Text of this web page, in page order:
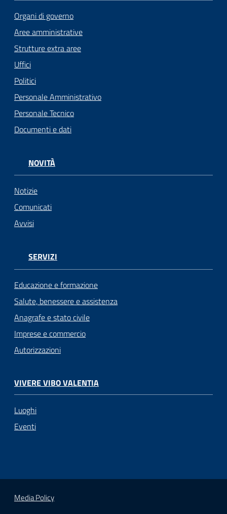
Organi di governo
Aree amministrative
Strutture extra aree
Uffici
Politici
Personale Amministrativo
Personale Tecnico
Documenti e dati
NOVITÀ
Notizie
Comunicati
Avvisi
SERVIZI
Educazione e formazione
Salute, benessere e assistenza
Anagrafe e stato civile
Imprese e commercio
Autorizzazioni
VIVERE VIBO VALENTIA
Luoghi
Eventi
Media Policy